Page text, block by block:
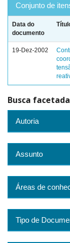
Conjunto de
Data do
documento
19-Dez-2002
Busca facetada
Autoria
Assunto
Áreas de
Tipo de